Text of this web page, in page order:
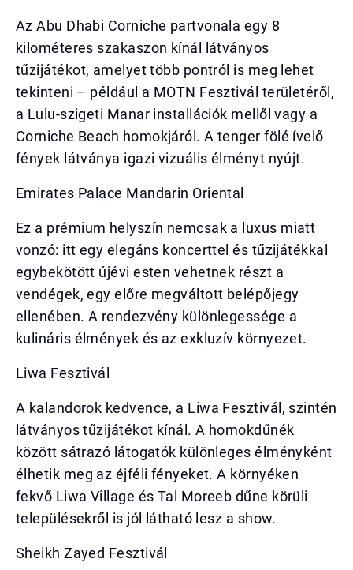
Az Abu Dhabi Corniche partvonala egy 8
kilométeres szakaszon kínál látványos
tűzijátékot, amelyet több pontról is meg lehet
tekinteni – például a MOTN Fesztivál területéről,
a Lulu-szigeti Manar installációk mellől vagy a
Corniche Beach homokjáról. A tenger fölé ívelő
fények látványa igazi vizuális élményt nyújt.
Emirates Palace Mandarin Oriental
Ez a prémium helyszín nemcsak a luxus miatt
vonzó: itt egy elegáns koncerttel és tűzijátékkal
egybekötött újévi esten vehetnek részt a
vendégek, egy előre megváltott belépőjegy
ellenében. A rendezvény különlegessége a
kulináris élmények és az exkluzív környezet.
Liwa Fesztivál
A kalandorok kedvence, a Liwa Fesztivál, szintén
látványos tűzijátékot kínál. A homokdűnék
között sátrazó látogatók különleges élményként
élhetik meg az éjféli fényeket. A környéken
fekvő Liwa Village és Tal Moreeb dűne körüli
településekről is jól látható lesz a show.
Sheikh Zayed Fesztivál